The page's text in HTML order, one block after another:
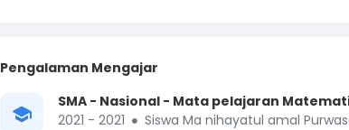
Pengalaman Mengajar
SMA - Nasional - Mata pelajaran
2021 - 2021
Siswa Ma nihayatul amal